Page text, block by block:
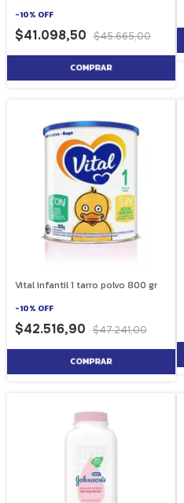
-10% OFF
$41.098,50 $45.665,00
Vital infantil 1 tarro polvo 800 gr
-10% OFF
$42.516,90 $47.241,00